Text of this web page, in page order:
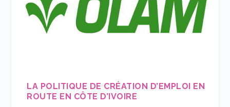
LA POLITIQUE DE CRÉATION D’EMPLOI EN
ROUTE EN CÔTE D’IVOIRE